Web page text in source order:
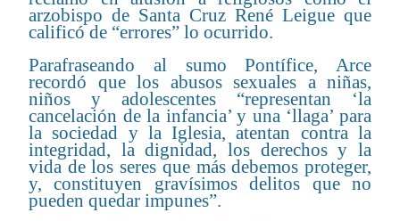
arzobispo de Santa Cruz René Leigue que
calificó de “errores” lo ocurrido.
Parafraseando al sumo Pontífice, Arce
recordó que los abusos sexuales a niñas,
niños y adolescentes “representan ‘la
cancelación de la infancia’ y una ‘llaga’ para
la sociedad y la Iglesia, atentan contra la
integridad, la dignidad, los derechos y la
vida de los seres que más debemos proteger,
y, constituyen gravísimos delitos que no
pueden quedar impunes”.